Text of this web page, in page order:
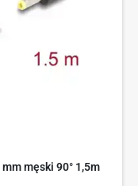
męski 90° 1,5m